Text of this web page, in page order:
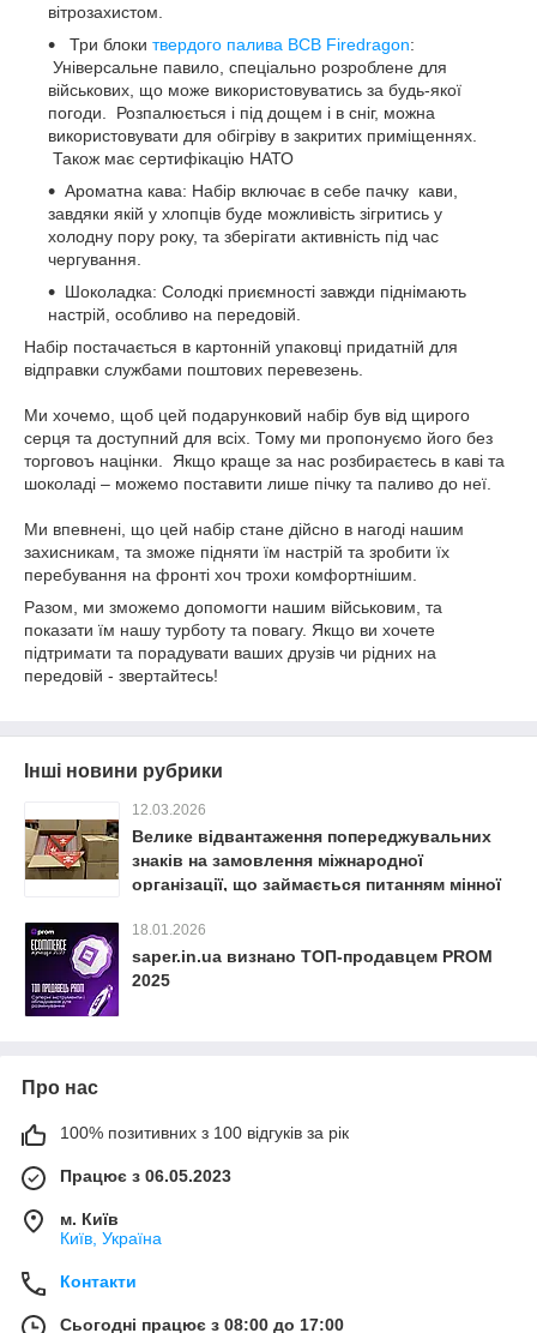
вітрозахистом.
Три блоки твердого палива ВСВ Firedragon:
Універсальне павило, спеціально розроблене для
військових, що може використовуватись за будь-якої
погоди. Розпалюється і під дощем і в сніг, можна
використовувати для обігріву в закритих приміщеннях.
Також має сертифікацію НАТО
Ароматна кава: Набір включає в себе пачку кави,
завдяки якій у хлопців буде можливість зігритись у
холодну пору року, та зберігати активність під час
чергування.
Шоколадка: Солодкі приємності завжди піднімають
настрій, особливо на передовій.
Набір постачається в картонній упаковці придатній для
відправки службами поштових перевезень.
Ми хочемо, щоб цей подарунковий набір був від щирого
серця та доступний для всіх. Тому ми пропонуємо його без
торговоъ націнки. Якщо краще за нас розбираєтесь в каві та
шоколаді – можемо поставити лише пічку та паливо до неї.
Ми впевнені, що цей набір стане дійсно в нагоді нашим
захисникам, та зможе підняти їм настрій та зробити їх
перебування на фронті хоч трохи комфортнішим.
Разом, ми зможемо допомогти нашим військовим, та
показати їм нашу турботу та повагу. Якщо ви хочете
підтримати та порадувати ваших друзів чи рідних на
передовій - звертайтесь!
Інші новини рубрики
12.03.2026
Велике відвантаження попереджувальних
знаків на замовлення міжнародної
організації, що займається питанням мінної
18.01.2026
saper.in.ua визнано ТОП-продавцем PROM
2025
Про нас
100% позитивних з 100 відгуків за рік
Працює з 06.05.2023
м. Київ
Київ, Україна
Контакти
Сьогодні працює з 08:00 до 17:00